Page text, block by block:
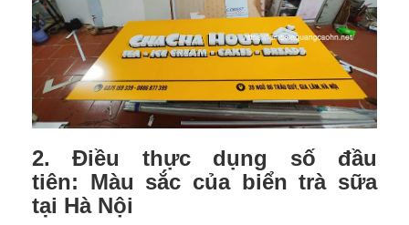
2. Điều thực dụng số đầu
tiên: Màu sắc của biển trà sữa
tại Hà Nội